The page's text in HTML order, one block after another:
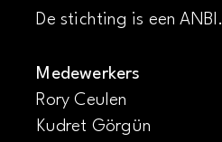
De stichting is een ANBI.
Medewerkers
Rory Ceulen
Kudret Görgün